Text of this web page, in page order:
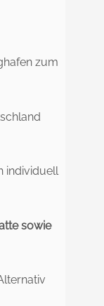
zum
individuell
sowie